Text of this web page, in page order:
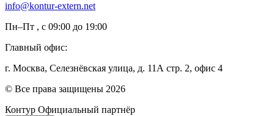
info@kontur-extern.net
Пн–Пт , с 09:00 до 19:00
Главный офис:
г. Москва, Селезнёвская улица, д. 11А стр. 2, офис 4
© Все права защищены 2026
Контур Официальный партнёр